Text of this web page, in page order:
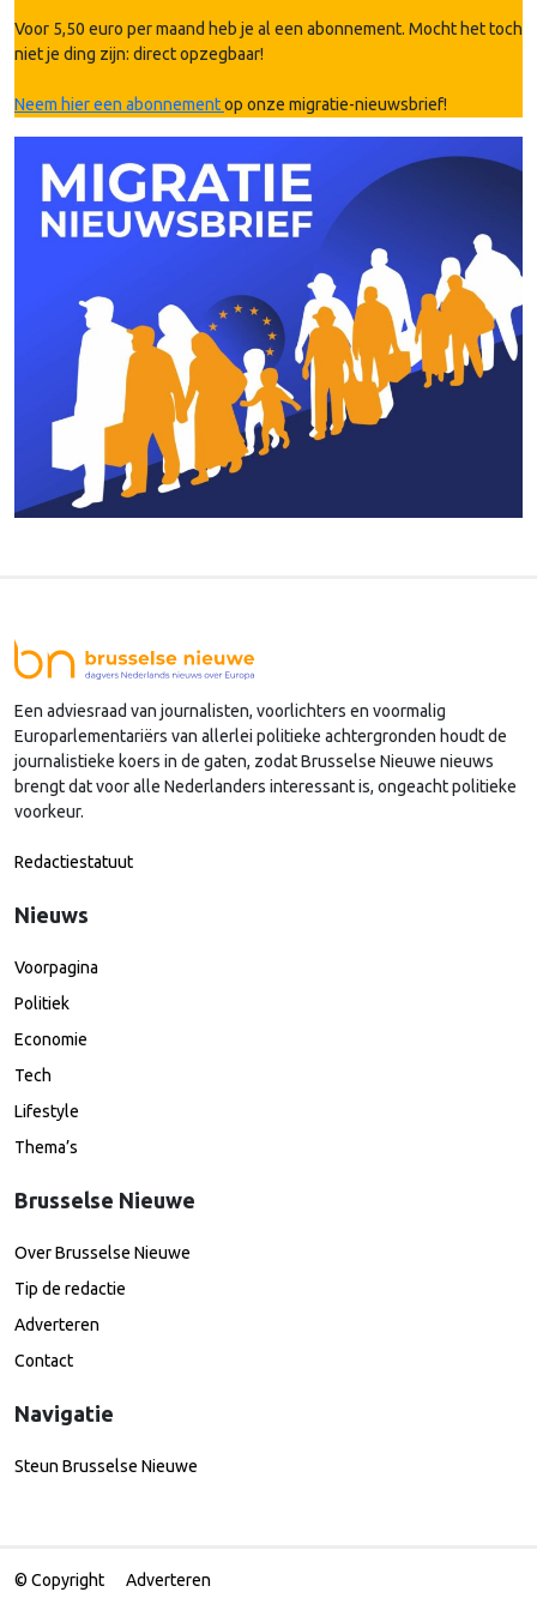
Voor 5,50 euro per maand heb je al een abonnement. Mocht het toch
niet je ding zijn: direct opzegbaar!
Neem hier een abonnementop onze migratie-nieuwsbrief!
Een adviesraad van journalisten, voorlichters en voormalig
Europarlementariërs van allerlei politieke achtergronden houdt de
journalistieke koers in de gaten, zodat Brusselse Nieuwe nieuws
brengt dat voor alle Nederlanders interessant is, ongeacht politieke
voorkeur.
Redactiestatuut
Nieuws
Voorpagina
Politiek
Economie
Tech
Lifestyle
Thema’s
Brusselse Nieuwe
Over Brusselse Nieuwe
Tip de redactie
Adverteren
Contact
Navigatie
Steun Brusselse Nieuwe
© Copyright Adverteren